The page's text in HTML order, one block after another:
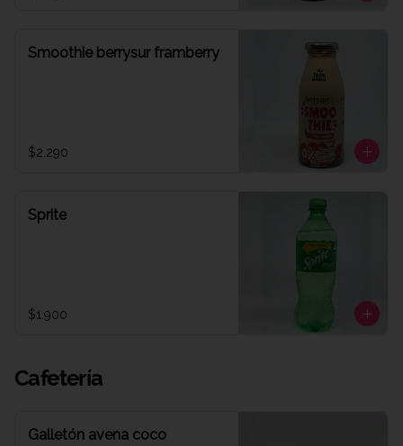
Smoothie berrysur framberry
$2.290
Sprite
$1.900
Cafetería
Galletón avena coco